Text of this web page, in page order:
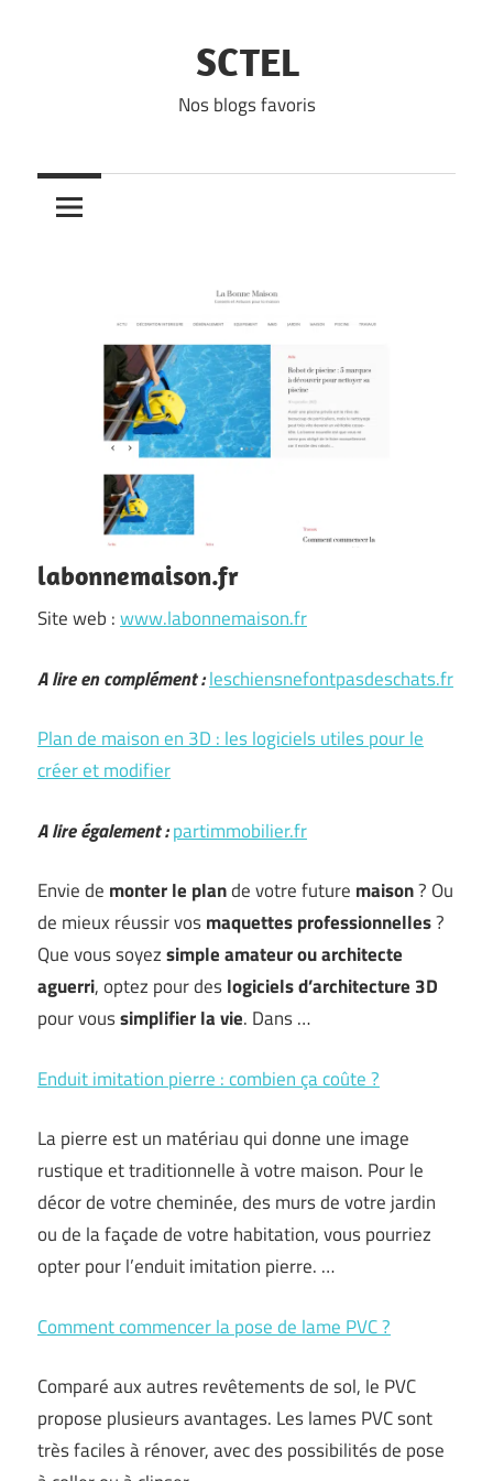
SCTEL
Nos blogs favoris
labonnemaison.fr
Site web :www.labonnemaison.fr
A lire en complément :leschiensnefontpasdeschats.fr
Plan de maison en 3D : les logiciels utiles pour le
créer et modifier
A lire également :partimmobilier.fr
Envie de monter le plande votre future maison? Ou
de mieux réussir vosmaquettes professionnelles?
Que vous soyezsimple amateur ou architecte
aguerri, optez pour deslogiciels d’architecture 3D
pour voussimplifier la vie. Dans …
Enduit imitation pierre : combien ça coûte ?
La pierre est un matériau qui donne une image
rustique et traditionnelle à votre maison. Pour le
décor de votre cheminée, des murs de votre jardin
ou de la façade de votre habitation, vous pourriez
opter pour l’enduit imitation pierre. …
Comment commencer la pose de lame PVC ?
Comparé aux autres revêtements de sol, le PVC
propose plusieurs avantages. Les lames PVC sont
très faciles à rénover, avec des possibilités de pose